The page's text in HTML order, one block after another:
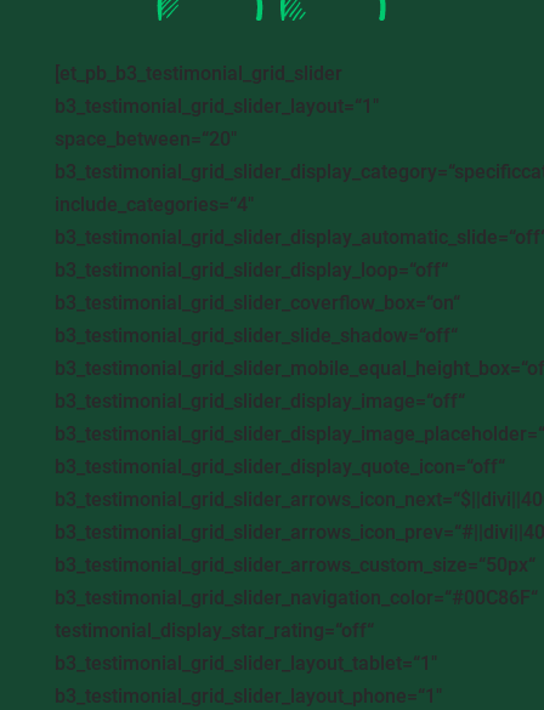
[et_pb_b3_testimonial_grid_slider
b3_testimonial_grid_slider_layout=“1″
space_between=“20″
include_categories=“4″
b3_testimonial_grid_slider_display_loop=“off“
b3_testimonial_grid_slider_coverflow_box=“on“
b3_testimonial_grid_slider_slide_shadow=“off“
b3_testimonial_grid_slider_display_image=“off“
b3_testimonial_grid_slider_display_quote_icon=“off“
b3_testimonial_grid_slider_arrows_custom_size=“50px“
b3_testimonial_grid_slider_navigation_color=“#00C86F“
testimonial_display_star_rating=“off“
b3_testimonial_grid_slider_layout_tablet=“1″
b3_testimonial_grid_slider_layout_phone=“1″